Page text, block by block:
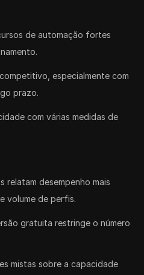
de automação fortes
especialmente com
prazo.
com várias medidas de
relatam desempenho mais
volume de perfis.
gratuita restringe o número
mistas sobre a capacidade